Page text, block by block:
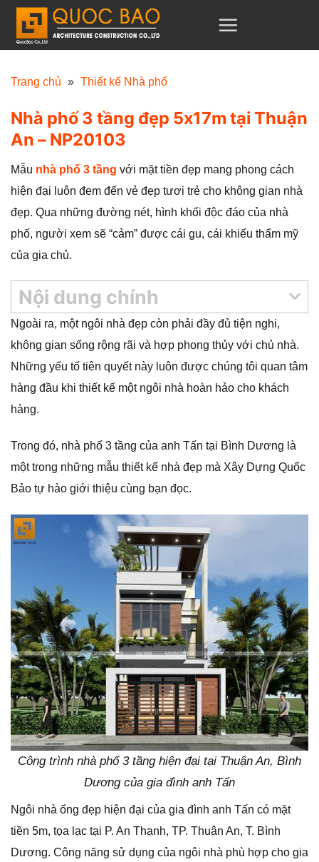
u
Trang chủ » Thiết kế Nhà phố
Nhà phố 3 tầng đẹp 5x17m tại Thuận
An – NP20103
Mẫu nhà phố 3 tầng với mặt tiền đẹp mang phong cách
hiện đại luôn đem đến vẻ đẹp tươi trẻ cho không gian nhà
đẹp. Qua những đường nét, hình khối độc đáo của nhà
phố, người xem sẽ “cảm” được cái gu, cái khiếu thẩm mỹ
của gia chủ.
Nội dung chính
Ngoài ra, một ngôi nhà đẹp còn phải đầy đủ tiện nghi,
không gian sống rộng rãi và hợp phong thủy với chủ nhà.
Những yếu tố tiên quyết này luôn được chúng tôi quan tâm
hàng đầu khi thiết kế một ngôi nhà hoàn hảo cho khách
hàng.
Trong đó, nhà phố 3 tầng của anh Tấn tại Bình Dương là
một trong những mẫu thiết kế nhà đẹp mà Xây Dựng Quốc
Bảo tự hào giới thiệu cùng bạn đọc.
Công trình nhà phố 3 tầng hiện đại tại Thuận An, Bình
Dương của gia đình anh Tấn
Ngôi nhà ống đẹp hiện đại của gia đình anh Tấn có mặt
tiền 5m, tọa lạc tại P. An Thạnh, TP. Thuận An, T. Bình
Dương. Công năng sử dụng của ngôi nhà phù hợp cho gia